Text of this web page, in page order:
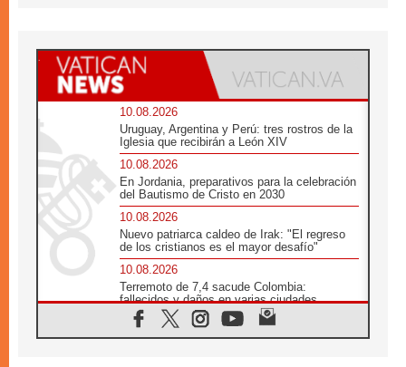
10.08.2026
Uruguay, Argentina y Perú: tres rostros de la
Iglesia que recibirán a León XIV
10.08.2026
En Jordania, preparativos para la celebración
del Bautismo de Cristo en 2030
10.08.2026
Nuevo patriarca caldeo de Irak: "El regreso
de los cristianos es el mayor desafío"
10.08.2026
Terremoto de 7,4 sacude Colombia:
fallecidos y daños en varias ciudades
10.08.2026
Ébola en RD Congo: Alarma de la UNICEF